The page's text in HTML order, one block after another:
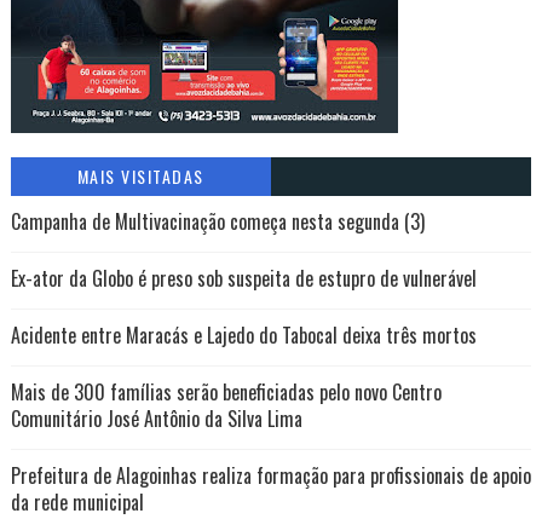
MAIS VISITADAS
Campanha de Multivacinação começa nesta segunda (3)
Ex-ator da Globo é preso sob suspeita de estupro de vulnerável
Acidente entre Maracás e Lajedo do Tabocal deixa três mortos
Mais de 300 famílias serão beneficiadas pelo novo Centro
Comunitário José Antônio da Silva Lima
Prefeitura de Alagoinhas realiza formação para profissionais de apoio
da rede municipal